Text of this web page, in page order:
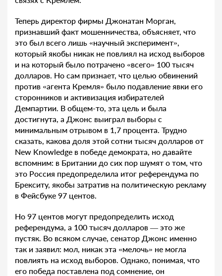
Теперь директор фирмы Джонатан Морган,
признавший факт мошенничества, объясняет, что
это был всего лишь «научный эксперимент»,
который якобы никак не повлиял на исход выборов
и на который было потрачено «всего» 100 тысяч
долларов. Но сам признает, что целью обвинений
против «агента Кремля» было подавление явки его
сторонников и активизация избирателей
Демпартии. В общем-то, эта цель и была
достигнута, а Джонс выиграл выборы с
минимальным отрывом в 1,7 процента. Трудно
сказать, какова доля этой сотни тысяч долларов от
New Knowledge в победе демократа, но давайте
вспомним: в Британии до сих пор шумят о том, что
это Россия предопределила итог референдума по
Брекситу, якобы затратив на политическую рекламу
в Фейсбуке 97 центов.
Но 97 центов могут предопределить исход
референдума, а 100 тысяч долларов — это же
пустяк. Во всяком случае, сенатор Джонс именно
так и заявил: мол, никак эта «мелочь» не могла
повлиять на исход выборов. Однако, понимая, что
его победа поставлена под сомнение, он